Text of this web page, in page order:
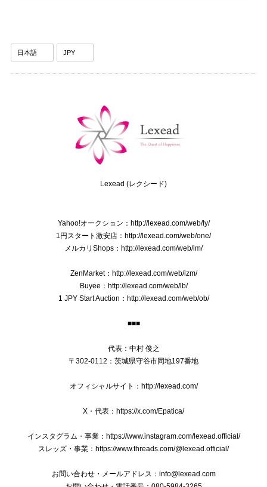
2025/08/28
2025/08/21
2025/01/09
て購入できます。 欲しい商品と出会えた際はまたよろしくお
Lexead (レクシード)
Yahoo!オークション：http://lexead.com/web/ly/
1円スタート激安店：http://lexead.com/web/one/
メルカリShops：http://lexead.com/web/lm/
ZenMarket：http://lexead.com/web/lzm/
Buyee：http://lexead.com/web/lb/
1 JPY Start Auction：http://lexead.com/web/ob/
■■■
代表：中村 俊之
〒302-0112：茨城県守谷市同地197番地
オフィシャルサイト：http://lexead.com/
X・代表：https://x.com/Epatica/
インスタグラム・事業：https://www.instagram.com/lexead.official/
スレッズ・事業：https://www.threads.com/@lexead.official/
お問い合わせ・メールアドレス： info@lexead.com